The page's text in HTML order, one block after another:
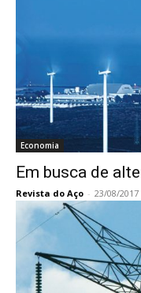
Economia
Em busca de
Revista do Aço - 23/08/2017